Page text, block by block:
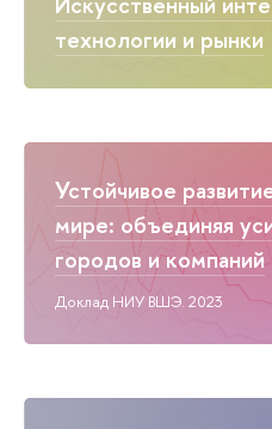
технологии и рынки
Устойчивое
мире: объединяя
городов и компаний
Доклад НИУ ВШЭ. 2023